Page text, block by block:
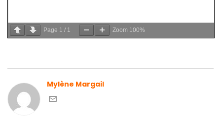
Page 1 / 1 Zoom 100%
Mylène Margail